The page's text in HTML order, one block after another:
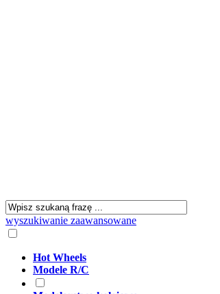
wyszukiwanie zaawansowane
Hot Wheels
Modele R/C